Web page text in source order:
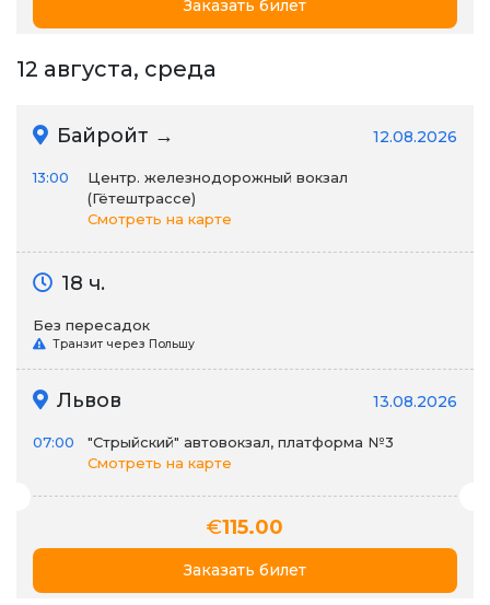
Заказать билет
12 августа, среда
Байройт → 12.08.2026
13:00
Центр. железнодорожный вокзал
(Гётештрассе)
Смотреть на карте
18 ч.
Без пересадок
Транзит через Польшу
Львов 13.08.2026
07:00
"Стрыйский" автовокзал, платформа №3
Смотреть на карте
€115.00
Заказать билет